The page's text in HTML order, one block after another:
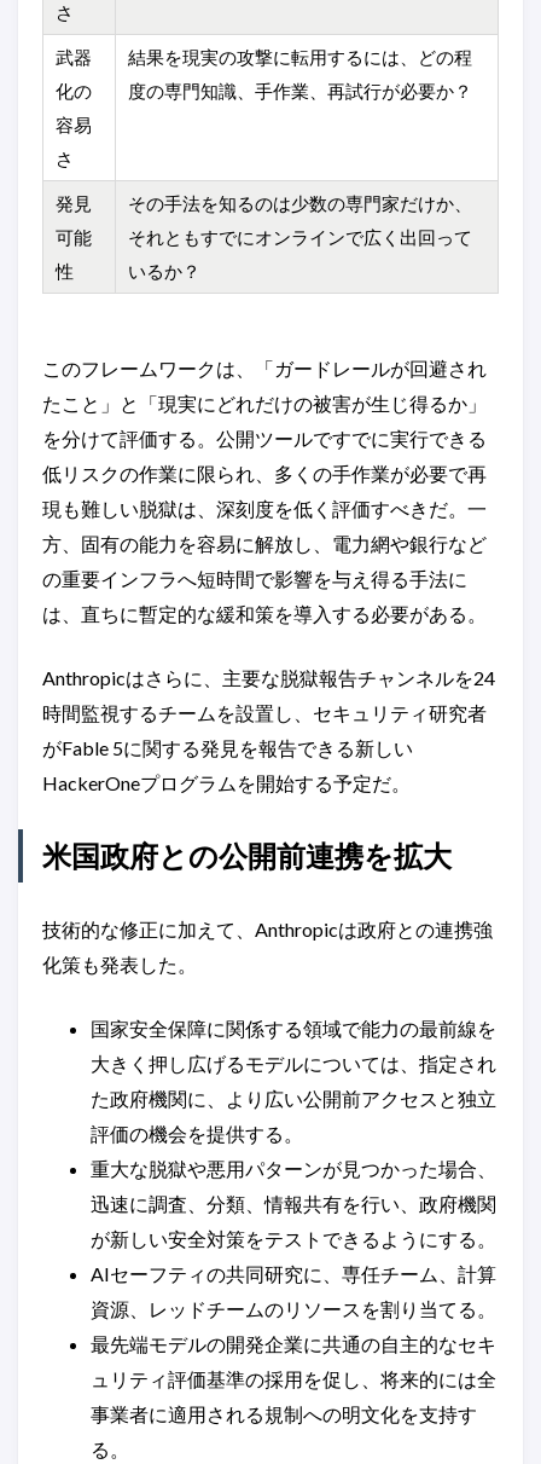
さ
武器
化の
容易
さ
結果を現実の攻撃に転用するには、どの程
度の専門知識、手作業、再試行が必要か？
発見
可能
性
その手法を知るのは少数の専門家だけか、
それともすでにオンラインで広く出回って
いるか？
このフレームワークは、「ガードレールが回避され
たこと」と「現実にどれだけの被害が生じ得るか」
を分けて評価する。公開ツールですでに実行できる
低リスクの作業に限られ、多くの手作業が必要で再
現も難しい脱獄は、深刻度を低く評価すべきだ。一
方、固有の能力を容易に解放し、電力網や銀行など
の重要インフラへ短時間で影響を与え得る手法に
は、直ちに暫定的な緩和策を導入する必要がある。
Anthropicはさらに、主要な脱獄報告チャンネルを24
時間監視するチームを設置し、セキュリティ研究者
がFable 5に関する発見を報告できる新しい
HackerOneプログラムを開始する予定だ。
米国政府との公開前連携を拡大
技術的な修正に加えて、Anthropicは政府との連携強
化策も発表した。
国家安全保障に関係する領域で能力の最前線を
大きく押し広げるモデルについては、指定され
た政府機関に、より広い公開前アクセスと独立
評価の機会を提供する。
重大な脱獄や悪用パターンが見つかった場合、
迅速に調査、分類、情報共有を行い、政府機関
が新しい安全対策をテストできるようにする。
AIセーフティの共同研究に、専任チーム、計算
資源、レッドチームのリソースを割り当てる。
最先端モデルの開発企業に共通の自主的なセキ
ュリティ評価基準の採用を促し、将来的には全
事業者に適用される規制への明文化を支持す
る。